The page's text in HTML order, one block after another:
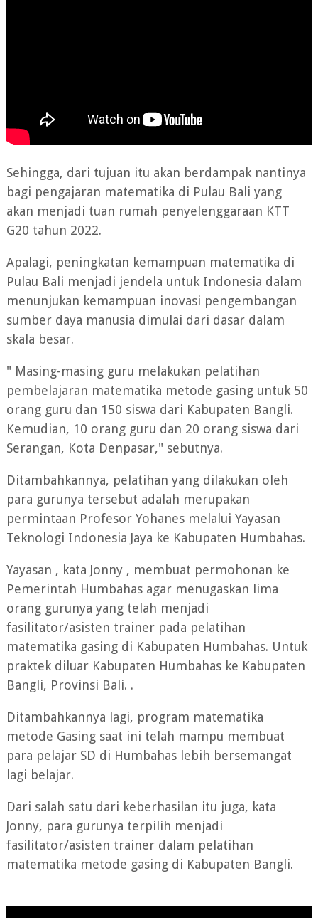
Sehingga, dari tujuan itu akan berdampak nantinya
bagi pengajaran matematika di Pulau Bali yang
akan menjadi tuan rumah penyelenggaraan KTT
G20 tahun 2022.
Apalagi, peningkatan kemampuan matematika di
Pulau Bali menjadi jendela untuk Indonesia dalam
menunjukan kemampuan inovasi pengembangan
sumber daya manusia dimulai dari dasar dalam
skala besar.
" Masing-masing guru melakukan pelatihan
pembelajaran matematika metode gasing untuk 50
orang guru dan 150 siswa dari Kabupaten Bangli.
Kemudian, 10 orang guru dan 20 orang siswa dari
Serangan, Kota Denpasar," sebutnya.
Ditambahkannya, pelatihan yang dilakukan oleh
para gurunya tersebut adalah merupakan
permintaan Profesor Yohanes melalui Yayasan
Teknologi Indonesia Jaya ke Kabupaten Humbahas.
Yayasan , kata Jonny , membuat permohonan ke
Pemerintah Humbahas agar menugaskan lima
orang gurunya yang telah menjadi
fasilitator/asisten trainer pada pelatihan
matematika gasing di Kabupaten Humbahas. Untuk
praktek diluar Kabupaten Humbahas ke Kabupaten
Bangli, Provinsi Bali. .
Ditambahkannya lagi, program matematika
metode Gasing saat ini telah mampu membuat
para pelajar SD di Humbahas lebih bersemangat
lagi belajar.
Dari salah satu dari keberhasilan itu juga, kata
Jonny, para gurunya terpilih menjadi
fasilitator/asisten trainer dalam pelatihan
matematika metode gasing di Kabupaten Bangli.